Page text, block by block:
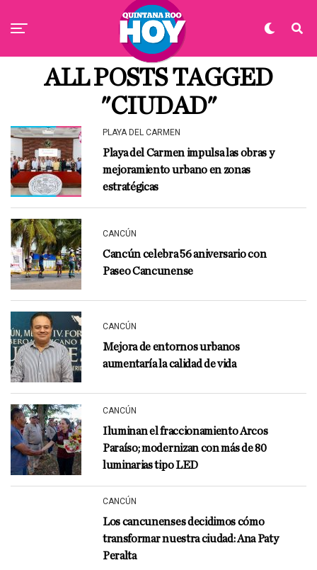
ALL POSTS TAGGED
"CIUDAD"
PLAYA DEL CARMEN
Playa del Carmen impulsa las obras y
mejoramiento urbano en zonas
estratégicas
CANCÚN
Cancún celebra 56 aniversario con
Paseo Cancunense
CANCÚN
Mejora de entornos urbanos
aumentaría la calidad de vida
CANCÚN
Iluminan el fraccionamiento Arcos
Paraíso; modernizan con más de 80
luminarias tipo LED
CANCÚN
Los cancunenses decidimos cómo
transformar nuestra ciudad: Ana Paty
Peralta